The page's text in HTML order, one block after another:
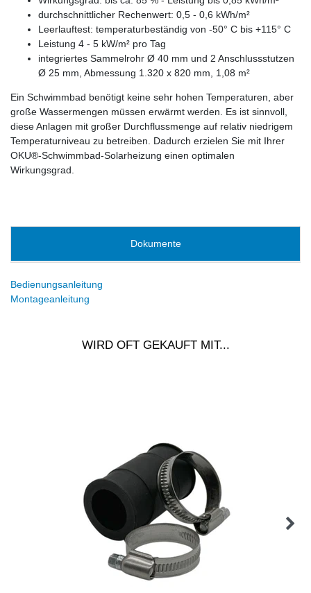
durchschnittlicher Rechenwert: 0,5 - 0,6 kWh/m²
Leerlauftest: temperaturbeständig von -50° C bis +115° C
Leistung 4 - 5 kW/m² pro Tag
integriertes Sammelrohr Ø 40 mm und 2 Anschlussstutzen
Ø 25 mm, Abmessung 1.320 x 820 mm, 1,08 m²
Ein Schwimmbad benötigt keine sehr hohen Temperaturen, aber
große Wassermengen müssen erwärmt werden. Es ist sinnvoll,
diese Anlagen mit großer Durchflussmenge auf relativ niedrigem
Temperaturniveau zu betreiben. Dadurch erzielen Sie mit Ihrer
OKU®-Schwimmbad-Solarheizung einen optimalen
Wirkungsgrad.
Dokumente
Bedienungsanleitung
Montageanleitung
WIRD OFT GEKAUFT MIT...